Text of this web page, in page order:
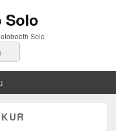
Solo
Solo